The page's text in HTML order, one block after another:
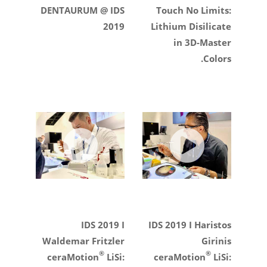
DENTAURUM @ IDS
2019
Touch No Limits:
Lithium Disilicate
in 3D-Master
Colors.
IDS 2019 I
Waldemar Fritzler
ceraMotion® LiSi:
IDS 2019 I Haristos
Girinis
ceraMotion® LiSi: